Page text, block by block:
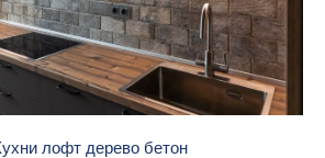
лофт дерево бетон